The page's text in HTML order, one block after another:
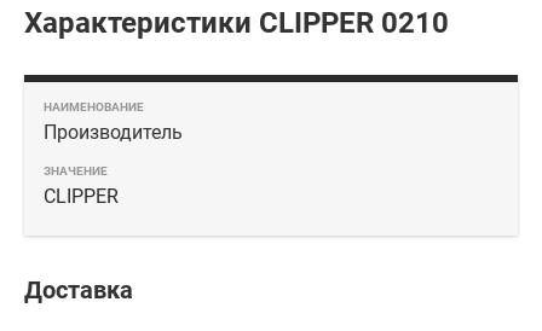
Характеристики CLIPPER 0210
Производитель
CLIPPER
Доставка